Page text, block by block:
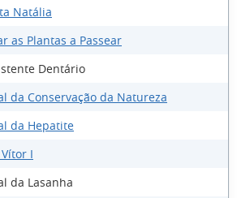
Natália
as Plantas a Passear
Dentário
da Conservação da Natureza
da Hepatite
I
da Lasanha